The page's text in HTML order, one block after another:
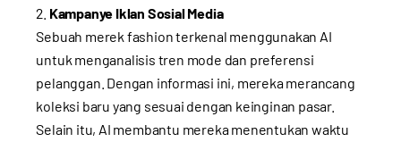
Kampanye Iklan Sosial Media
Sebuah merek fashion terkenal menggunakan AI
untuk menganalisis tren mode dan preferensi
pelanggan. Dengan informasi ini, mereka merancang
koleksi baru yang sesuai dengan keinginan pasar.
Selain itu, AI membantu mereka menentukan waktu